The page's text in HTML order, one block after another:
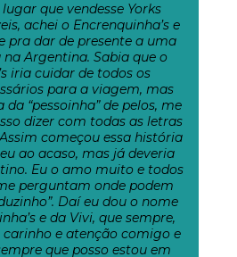
que vendesse Yorks
achei o Encrenquinha’s e
pra dar de presente a uma
Argentina. Sabia que o
iria cuidar de todos os
para a viagem, mas
“pessoinha” de pelos, me
dizer com todas as letras
Assim começou essa história
ao acaso, mas já deveria
Eu o amo muito e todos
perguntam onde podem
Daí eu dou o nome
e da Vivi, que sempre,
e atenção comigo e
que posso estou em